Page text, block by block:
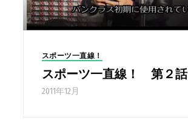
スポーツ一直線！
スポーツ一直線！ 第２話
2011年12月